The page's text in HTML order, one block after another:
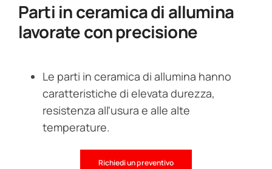
Parti in ceramica di allumina
lavorate con precisione
Le parti in ceramica di allumina hanno
caratteristiche di elevata durezza,
resistenza all'usura e alle alte
temperature.
Richiedi un preventivo